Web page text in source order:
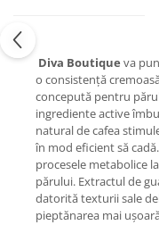
Diva Boutique va
o consistență
concepută pentru
ingrediente active
natural de cafea
în mod eficient să
procesele metabolice
părului. Extractul de
datorită texturii sale
pieptănarea mai